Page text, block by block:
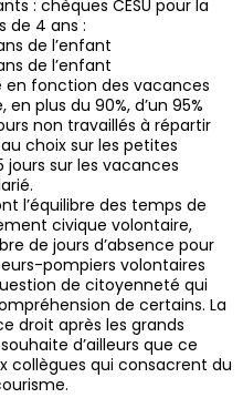
: chèques CESU pour la
de 4 ans :
de l’enfant
de l’enfant
fonction des vacances
plus du 90%, d’un 95%
non travaillés à répartir
choix sur les petites
jours sur les vacances
l’équilibre des temps de
civique volontaire,
de jours d’absence pour
pompiers volontaires
de citoyenneté qui
de certains. La
droit après les grands
d’ailleurs que ce
collègues qui consacrent du